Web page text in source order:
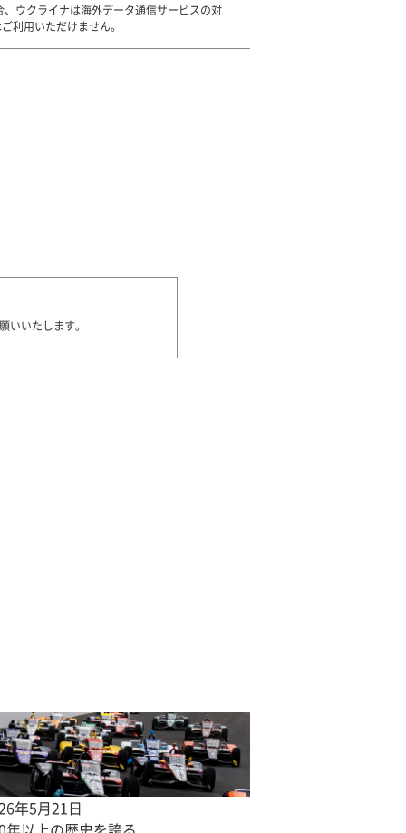
ウクライナは海外データ通信サービスの対
利用いただけません。
いたします。
年5月21日